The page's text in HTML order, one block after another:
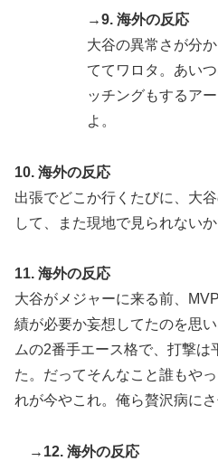
→9. 海外の反応
大谷の異常さが分
ててワロタ。あい
ッチングもするア
よ。
10. 海外の反応
出張でどこか行くたびに、大
して、また現地で見られない
11. 海外の反応
大谷がメジャーに来る前、
績が必要か妄想してたのを思
ムの2番手エース格で、打撃は
た。だってそんなこと誰もや
れが今やこれ。俺ら贅沢病にさ
→12. 海外の反応